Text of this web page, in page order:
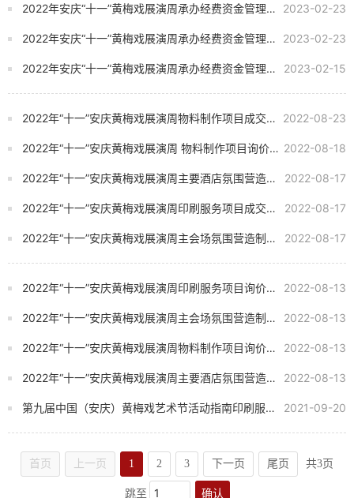
2022年安庆“十一”黄梅戏展演周承办经费资金管理使用审计项目流标公告 2023-02-23
2022年安庆“十一”黄梅戏展演周承办经费资金管理使用审计项目询价公告 2023-02-23
2022年安庆“十一”黄梅戏展演周承办经费资金管理使用审计项目询价公告 2023-02-15
2022年“十一”安庆黄梅戏展演周物料制作项目成交结果公告 2022-08-23
2022年“十一”安庆黄梅戏展演周 物料制作项目询价公告 2022-08-18
2022年“十一”安庆黄梅戏展演周主要酒店氛围营造制作项目成交结果公告 2022-08-17
2022年“十一”安庆黄梅戏展演周印刷服务项目成交结果公告 2022-08-17
2022年“十一”安庆黄梅戏展演周主会场氛围营造制作项目成交结果公告 2022-08-17
2022年“十一”安庆黄梅戏展演周印刷服务项目询价公告 2022-08-13
2022年“十一”安庆黄梅戏展演周主会场氛围营造制作项目询价公告 2022-08-13
2022年“十一”安庆黄梅戏展演周物料制作项目询价公告 2022-08-13
2022年“十一”安庆黄梅戏展演周主要酒店氛围营造制作项目询价公告 2022-08-13
第九届中国（安庆）黄梅戏艺术节活动指南印刷服务项目询价公告 2021-09-20
首页 上一页 1 2 3 下一页 尾页 共3页
跳至 确认